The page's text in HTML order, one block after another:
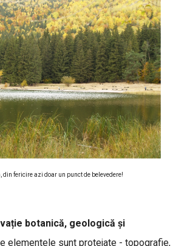
din fericire azi doar un punct de belevedere!
botanică, geologică și
elementele sunt protejate - topografie,